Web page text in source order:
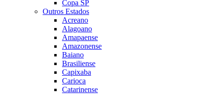
Copa SP
Outros Estados
Acreano
Alagoano
Amapaense
Amazonense
Baiano
Brasiliense
Capixaba
Carioca
Catarinense